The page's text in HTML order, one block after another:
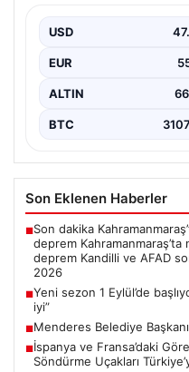
USD
EUR
ALTIN
BTC
Son Eklenen Haberler
■Son dakika
deprem
deprem Kandilli ve AFAD
2026
■Yeni sezon 1 Eylül’de
iyi”
■Menderes Belediye
■İspanya ve Fransa’daki
Söndürme Uçakları